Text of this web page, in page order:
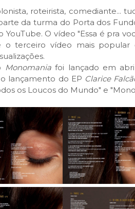
roteirista, comediante...
da turma do Porta dos
O vídeo "Essa é pra
o terceiro vídeo mais
Monomaniafoi lançado em
lançamento do EP Clarice
os Loucos do Mundo" e